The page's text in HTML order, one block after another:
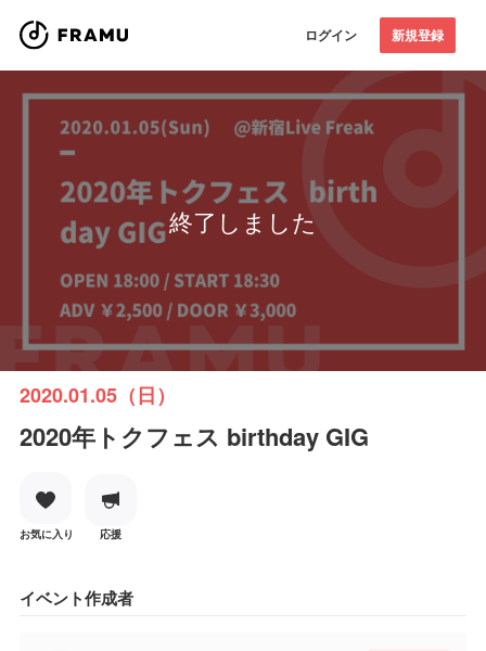
ログイン 新規登録
終了しました
2020.01.05（日）
2020年トクフェス birthday GIG
お気に入り 応援
イベント作成者